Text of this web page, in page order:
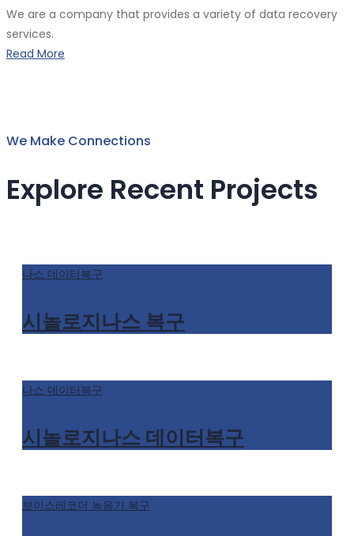
We are a company that provides a variety of data recovery
services.
Read More
We Make Connections
Explore Recent Projects
나스 데이터복구
시놀로지나스 복구
나스 데이터복구
시놀로지나스 데이터복구
보이스레코더 녹음기 복구